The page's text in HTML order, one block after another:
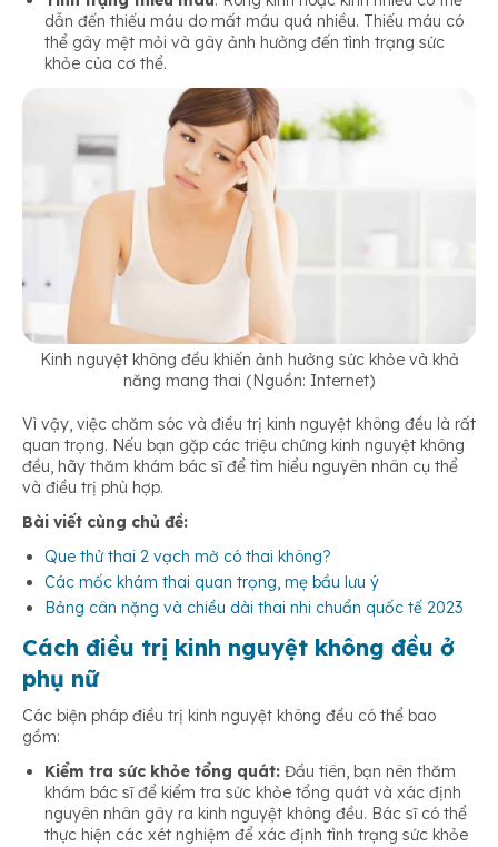
dẫn đến thiếu máu do mất máu quá nhiều. Thiếu máu có
thể gây mệt mỏi và gây ảnh hưởng đến tình trạng sức
khỏe của cơ thể.
Kinh nguyệt không đều khiến ảnh hưởng sức khỏe và khả
năng mang thai (Nguồn: Internet)
Vì vậy, việc chăm sóc và điều trị kinh nguyệt không đều là rất
quan trọng. Nếu bạn gặp các triệu chứng kinh nguyệt không
đều, hãy thăm khám bác sĩ để tìm hiểu nguyên nhân cụ thể
và điều trị phù hợp.
Bài viết cùng chủ đề:
Que thử thai 2 vạch mờ có thai không?
Các mốc khám thai quan trọng, mẹ bầu lưu ý
Bảng cân nặng và chiều dài thai nhi chuẩn quốc tế 2023
Cách điều trị kinh nguyệt không đều ở
phụ nữ
Các biện pháp điều trị kinh nguyệt không đều có thể bao
gồm:
Kiểm tra sức khỏe tổng quát: Đầu tiên, bạn nên thăm
khám bác sĩ để kiểm tra sức khỏe tổng quát và xác định
nguyên nhân gây ra kinh nguyệt không đều. Bác sĩ có thể
thực hiện các xét nghiệm để xác định tình trạng sức khỏe